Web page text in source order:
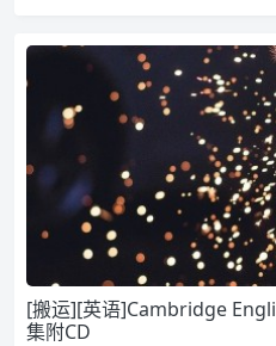
[搬运][英语]Cambridge
集附CD